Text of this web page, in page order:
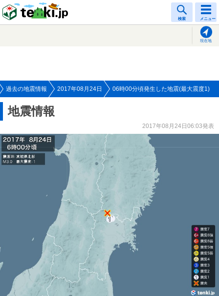
検索 メニュー
現在地
過去の地震情報 2017年08月24日 06時00分頃発生した地震(最大震度1)
地震情報
2017年08月24日06:03発表